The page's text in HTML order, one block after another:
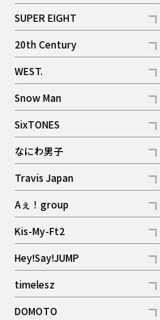
記事
SUPER EIGHT
記事
20th Century
記事
WEST.
記事
Snow Man
記事
ギャラリー
SixTONES
記事
ギャラリー
なにわ男子
記事
Travis Japan
記事
Aぇ！group
記事
Kis-My-Ft2
記事
ギャラリー
Hey!Say!JUMP
記事
timelesz
記事
DOMOTO